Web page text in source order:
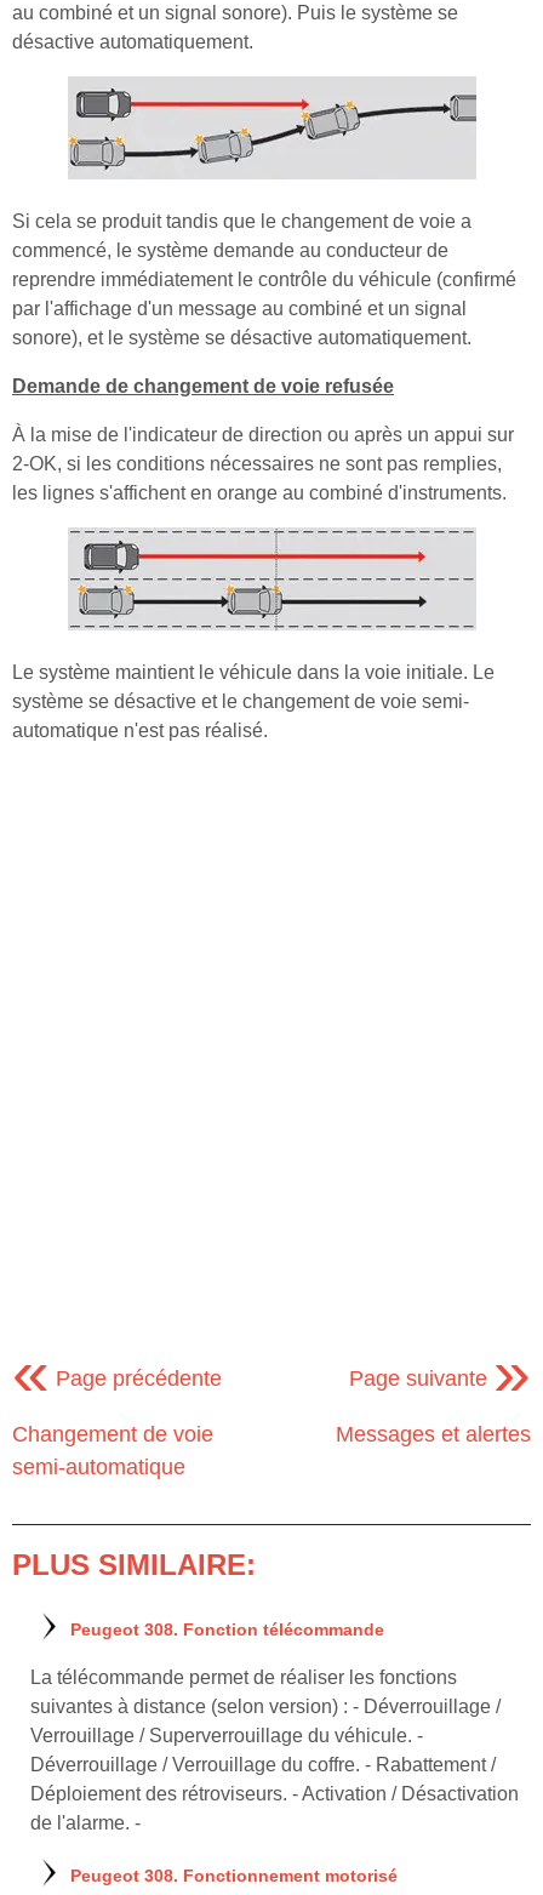
au combiné et un signal sonore). Puis le système se
désactive automatiquement.
Si cela se produit tandis que le changement de voie a
commencé, le système demande au conducteur de
reprendre immédiatement le contrôle du véhicule (confirmé
par l'affichage d'un message au combiné et un signal
sonore), et le système se désactive automatiquement.
Demande de changement de voie refusée
À la mise de l'indicateur de direction ou après un appui sur
2-OK, si les conditions nécessaires ne sont pas remplies,
les lignes s'affichent en orange au combiné d'instruments.
Le système maintient le véhicule dans la voie initiale. Le
système se désactive et le changement de voie semi-
automatique n'est pas réalisé.
« Page précédente
Changement de voie
semi-automatique
Page suivante »
Messages et alertes
PLUS SIMILAIRE:
Peugeot 308. Fonction télécommande
La télécommande permet de réaliser les fonctions
suivantes à distance (selon version) : - Déverrouillage /
Verrouillage / Superverrouillage du véhicule. -
Déverrouillage / Verrouillage du coffre. - Rabattement /
Déploiement des rétroviseurs. - Activation / Désactivation
de l'alarme. -
Peugeot 308. Fonctionnement motorisé